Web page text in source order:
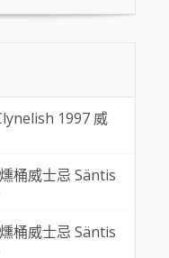
1997 威
桶威士忌 Säntis
桶威士忌 Säntis